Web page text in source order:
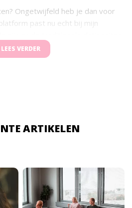
Ongetwijfeld heb je dan voor
past nu echt bij mijn
geadverteerd. Daarnaast is er de
ook datingsites waar je een
LEES VERDER
ARTIKELEN